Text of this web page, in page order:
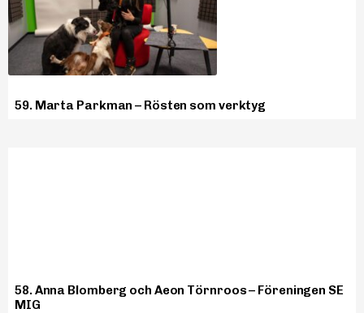
59. Marta Parkman – Rösten som verktyg
58. Anna Blomberg och Aeon Törnroos – Föreningen SE
MIG